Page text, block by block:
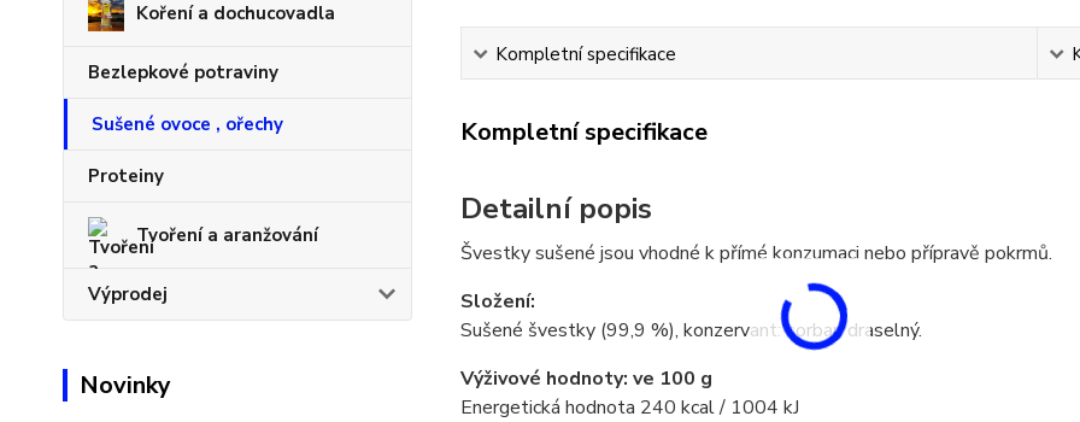
Koření a dochucovadla
Bezlepkové potraviny
Sušené ovoce , ořechy
Proteiny
Tvoření a aranžování
Výprodej
Novinky
Kompletní specifikace
Kompletní specifikace
Detailní popis
Švestky sušené jsou vhodné k přímé konzumaci nebo přípravě pokrmů.
Složení:
Sušené švestky (99,9 %), konzervant: sorban draselný.
Výživové hodnoty: ve 100 g
Energetická hodnota 240 kcal / 1004 kJ